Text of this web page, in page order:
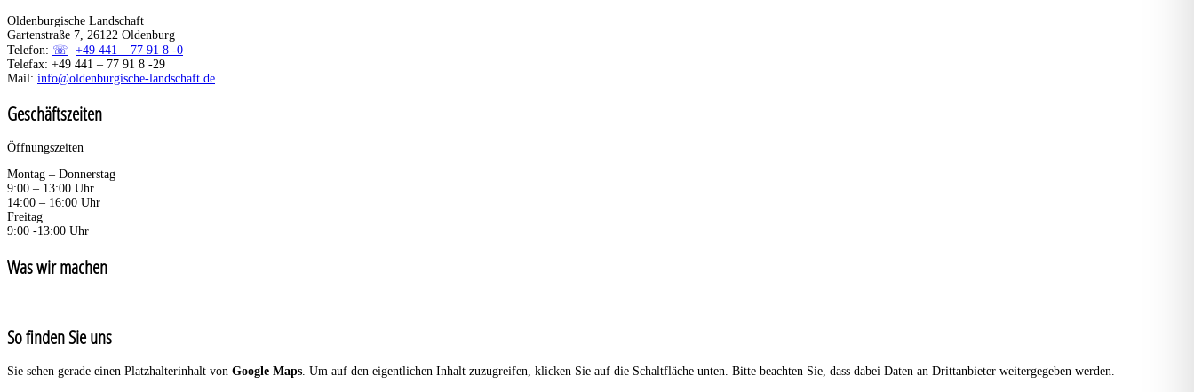
Oldenburgische Landschaft
Gartenstraße 7, 26122 Oldenburg
Telefon:
+49 441 – 77 91 8 -0
Telefax: +49 441 – 77 91 8 -29
Mail: info@oldenburgische-landschaft.de
Geschäftszeiten
Öffnungszeiten
Montag – Donnerstag
9:00 – 13:00 Uhr
14:00 – 16:00 Uhr
Freitag
9:00 -13:00 Uhr
Was wir machen
So finden Sie uns
Sie sehen gerade einen Platzhalterinhalt von Google Maps. Um auf den eigentlichen Inhalt zuzugreifen, klicken Sie auf die Schaltfläche unten. Bitte beachten Sie, dass dabei Daten an Drittanbieter weitergegeben werden.